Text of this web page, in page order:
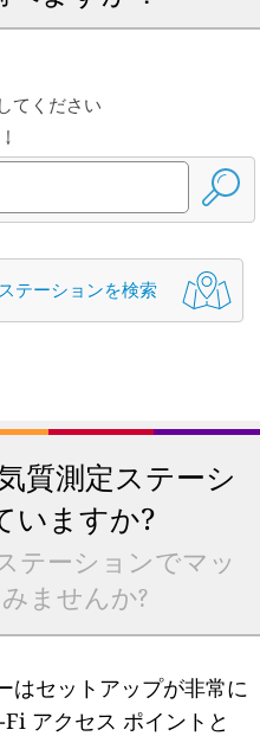
てください
テーションを検索
質測定ステーシ
いますか?
テーションでマッ
ませんか?
はセットアップが非常に
アクセス ポイントと